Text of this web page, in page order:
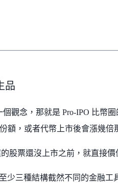
品
觀念，那就是 Pro-IPO 比幣
額，或者代幣上市後會漲幾倍
股票還沒上市之前，就直接價
少三種結構截然不同的金融工